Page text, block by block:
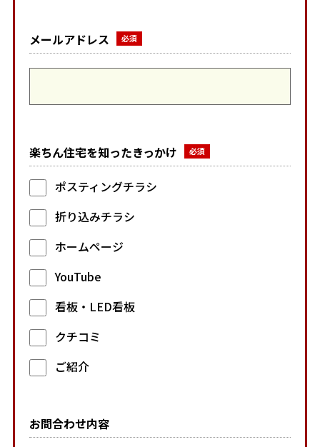
メールアドレス
楽ちん住宅を知ったきっかけ
ポスティングチラシ
折り込みチラシ
ホームページ
YouTube
看板・LED看板
クチコミ
ご紹介
お問合わせ内容